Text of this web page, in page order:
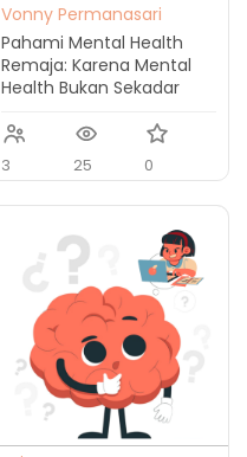
Vonny Permanasari
Simon, M.Psi., Psikolog
Pahami Mental Health
Remaja: Karena Mental
Health Bukan Sekadar
3 25 0